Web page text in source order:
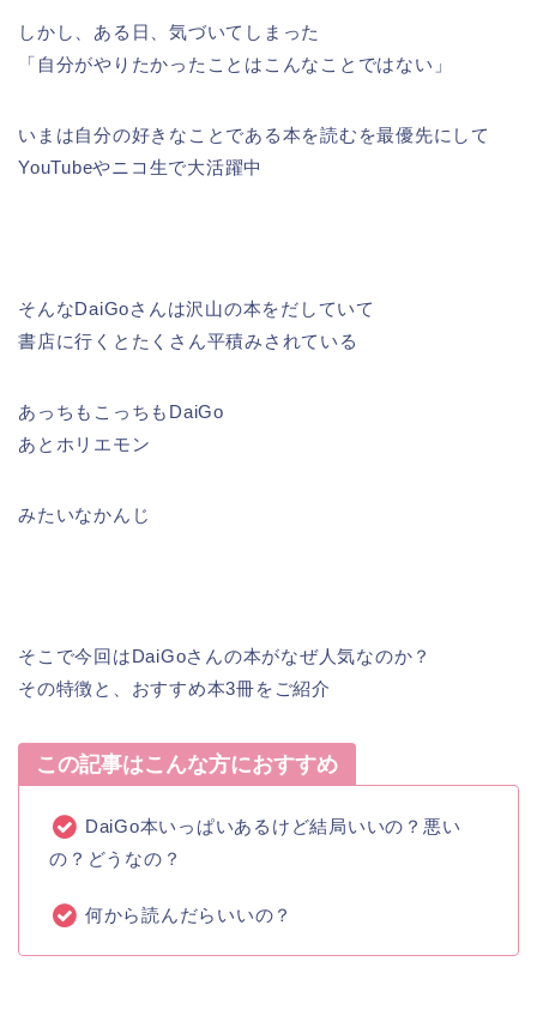
しかし、ある日、気づいてしまった
「自分がやりたかったことはこんなことではない」
いまは自分の好きなことである本を読むを最優先にして
YouTubeやニコ生で大活躍中
そんなDaiGoさんは沢山の本をだしていて
書店に行くとたくさん平積みされている
あっちもこっちもDaiGo
あとホリエモン
みたいなかんじ
そこで今回はDaiGoさんの本がなぜ人気なのか？
その特徴と、おすすめ本3冊をご紹介
この記事はこんな方におすすめ
DaiGo本いっぱいあるけど結局いいの？悪い
の？どうなの？
何から読んだらいいの？